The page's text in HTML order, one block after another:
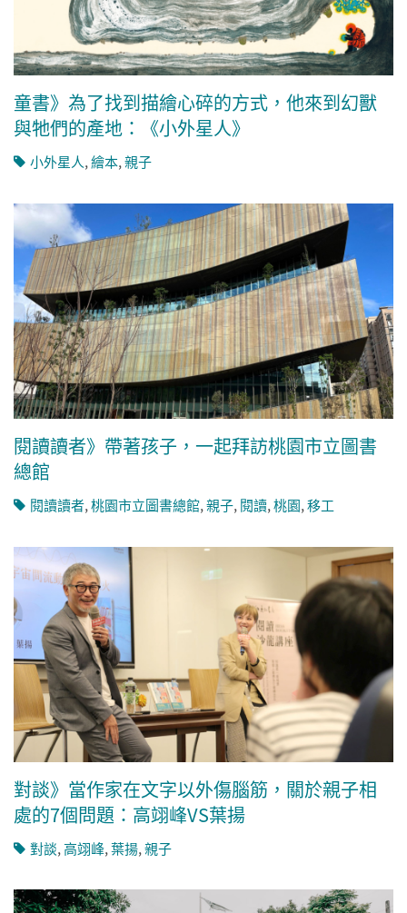
童書》為了找到描繪心碎的方式，他來到幻獸
與牠們的產地：《小外星人》
小外星人,繪本,親子
閱讀讀者》帶著孩子，一起拜訪桃園市立圖書
總館
閱讀讀者,桃園市立圖書總館,親子, 閱讀,桃園,移工
對談》當作家在文字以外傷腦筋，關於親子相
處的7個問題：高翊峰VS葉揚
對談,高翊峰,葉揚,親子